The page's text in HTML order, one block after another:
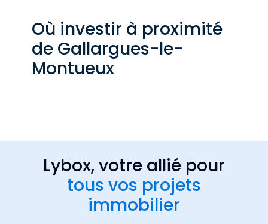
Où investir à proximité
de Gallargues-le-
Montueux
Lybox, votre allié pour
tous vos projets
immobilier